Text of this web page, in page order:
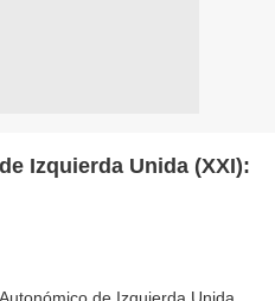
Izquierda Unida (XXI):